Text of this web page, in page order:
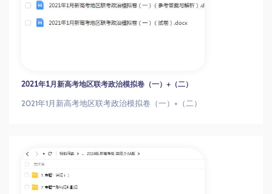
2021年1月新高考地区联考政治模拟卷（一）+（二）
2021年1月新高考地区联考政治模拟卷（一）+（二）